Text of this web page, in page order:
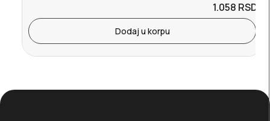
1.058 RSD.
Dodaj u korpu